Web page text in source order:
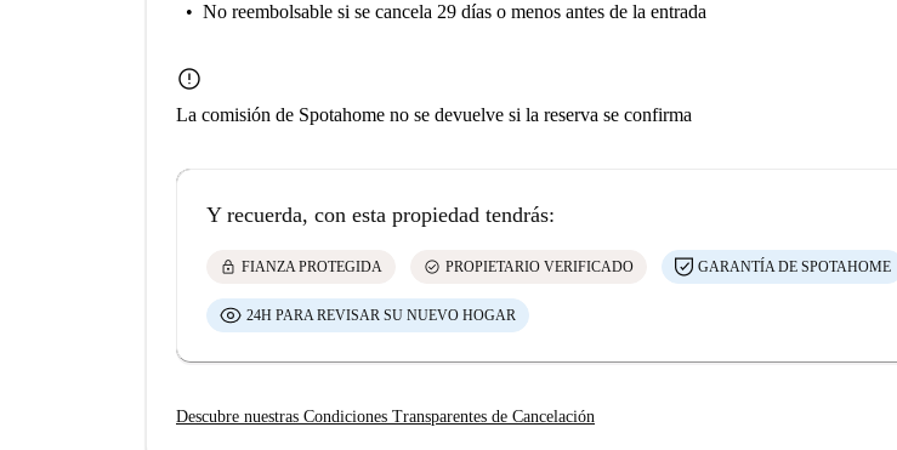
No reembolsable si se cancela 29 días o menos antes de la entrada
error
La comisión de Spotahome no se devuelve si la reserva se confirma
Y recuerda, con esta propiedad tendrás:
lock FIANZA PROTEGIDA check_circle PROPIETARIO VERIFICADO GARANTÍA DE SPOTAHOME
24H PARA REVISAR SU NUEVO HOGAR
Descubre nuestras Condiciones Transparentes de Cancelación